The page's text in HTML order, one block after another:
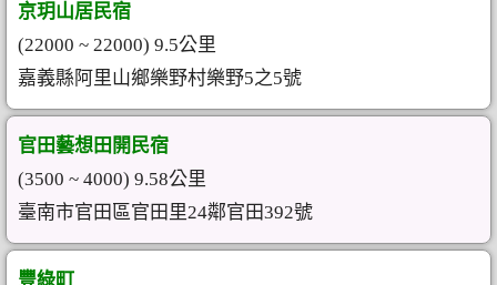
京玥山居民宿
(22000 ~ 22000) 9.5公里
嘉義縣阿里山鄉樂野村樂野5之5號
官田藝想田開民宿
(3500 ~ 4000) 9.58公里
臺南市官田區官田里24鄰官田392號
豐綠町